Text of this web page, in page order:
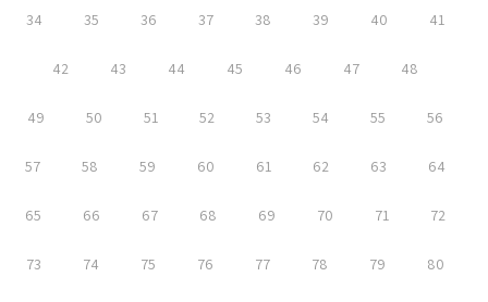
34 35 36 37 38 39 40 41
42 43 44 45 46 47 48
49 50 51 52 53 54 55 56
57 58 59 60 61 62 63 64
65 66 67 68 69 70 71 72
73 74 75 76 77 78 79 80